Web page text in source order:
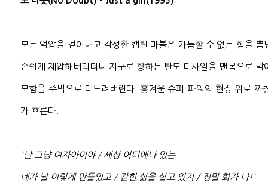
모든 억압을 걷어내고 각성한 캡틴 마블은 가늠할 수 없는 힘을 뽐
손쉽게 제압해버리더니 지구로 향하는 탄도 미사일을 맨몸으로
모함을 주먹으로 터트려버린다. 흥겨운 슈퍼 파워의 현장 위로 까
가 흐른다.
'난 그냥 여자아이야 / 세상 어디에나 있는
네가 날 이렇게 만들었고 / 갇힌 삶을 살고 있지 / 정말 화가 나!'